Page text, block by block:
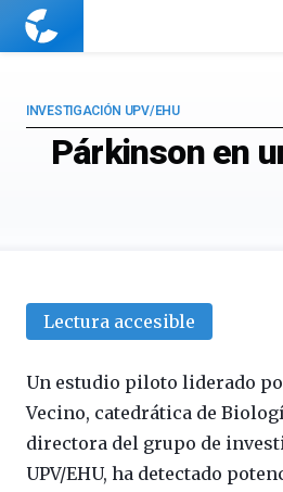
Cuaderno
Párkinson en
INVESTIGACIÓN UPV/EHU
Lectura accesible
Un estudio piloto liderado
Vecino, catedrática de
directora del grupo de
UPV/EHU, ha detectado